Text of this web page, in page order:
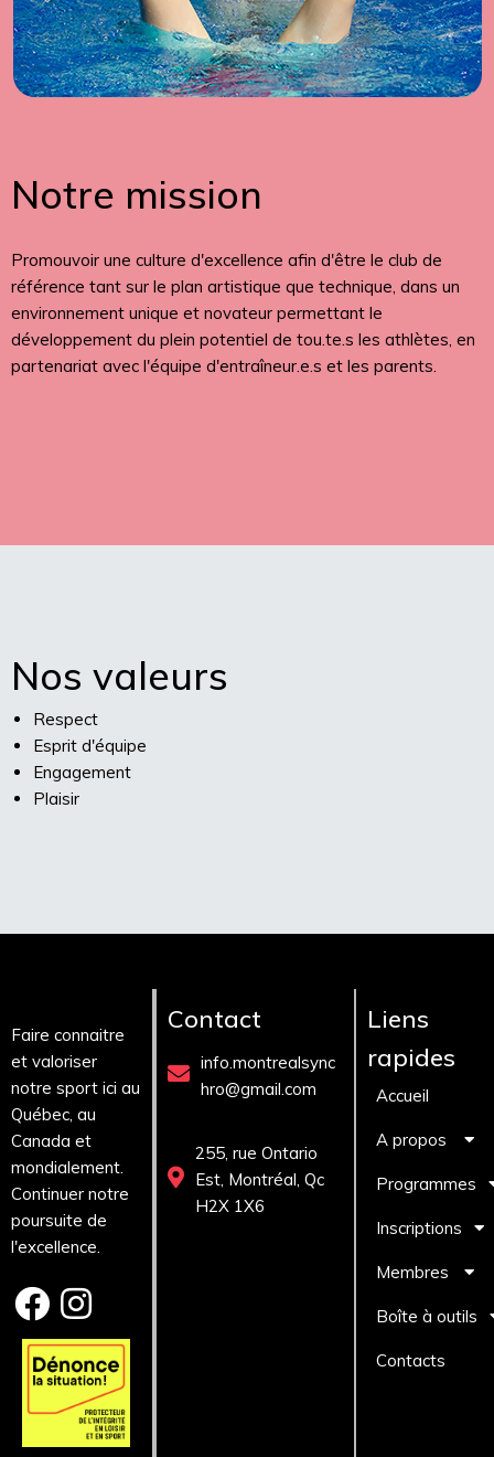
Notre mission
Promouvoir une culture d'excellence afin d'être le club de
référence tant sur le plan artistique que technique, dans un
environnement unique et novateur permettant le
développement du plein potentiel de tou.te.s les athlètes, en
partenariat avec l'équipe d'entraîneur.e.s et les parents.
Nos valeurs
Respect
Esprit d'équipe
Engagement
Plaisir
Faire connaitre
et valoriser
notre sport ici au
Québec, au
Canada et
mondialement.
Continuer notre
poursuite de
l'excellence.
Contact
info.montrealsync
hro@gmail.com
255, rue Ontario
Est, Montréal, Qc
H2X 1X6
Liens
rapides
Accueil
A propos
Programmes
Inscriptions
Membres
Boîte à outils
Contacts